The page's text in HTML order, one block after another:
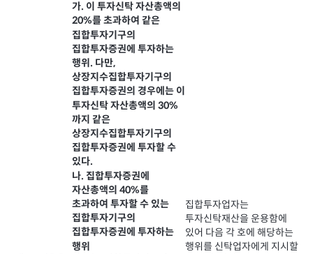
가. 이 투자신탁 자산총액의
20%를 초과하여 같은
집합투자기구의
집합투자증권에 투자하는
행위. 다만,
상장지수집합투자기구의
집합투자증권의 경우에는 이
투자신탁 자산총액의 30%
까지 같은
상장지수집합투자기구의
집합투자증권에 투자할 수
있다.
나. 집합투자증권에
자산총액의 40%를
초과하여 투자할 수 있는
집합투자기구의
집합투자증권에 투자하는
행위
집합투자업자는
투자신탁재산을 운용함에
있어 다음 각 호에 해당하는
행위를 신탁업자에게 지시할